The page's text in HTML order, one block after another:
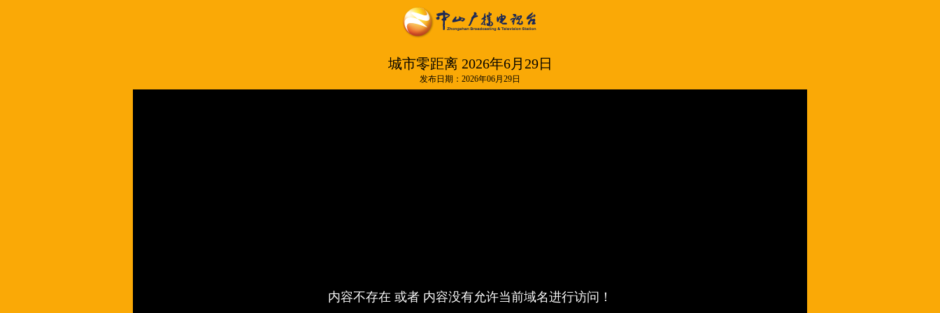
城市零距离 2026年6月29日
发布日期：2026年06月29日